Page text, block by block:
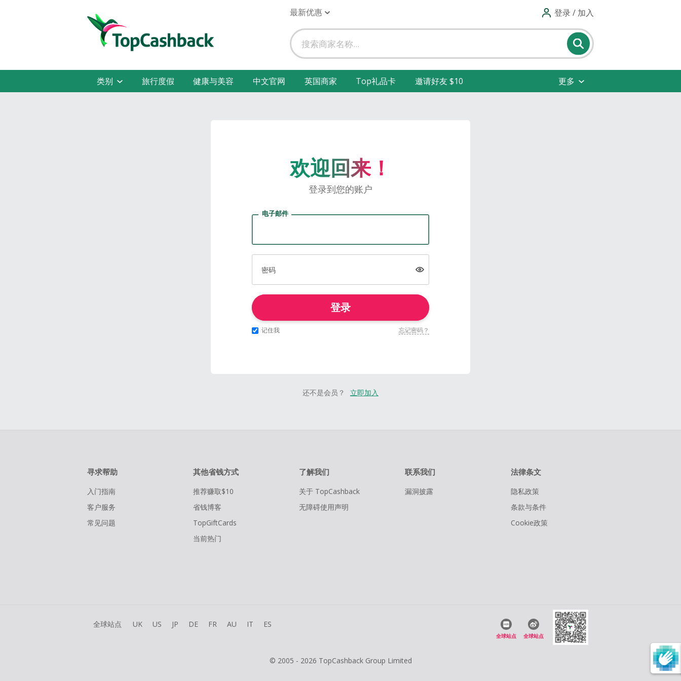
最新优惠 登录 / 加入
类别 旅行度假 健康与美容 中文官网 英国商家 Top礼品卡 邀请好友 $10 更多
欢迎回来！
登录到您的账户
电子邮件
密码
登录
记住我 忘记密码？
还不是会员？ 立即加入
寻求帮助
入门指南
客户服务
常见问题
其他省钱方式
推荐赚取$10
省钱博客
TopGiftCards
当前热门
了解我们
关于 TopCashback
无障碍使用声明
联系我们
漏洞披露
法律条文
隐私政策
条款与条件
Cookie政策
全球站点 UK US JP DE FR AU IT ES
全球站点 全球站点
© 2005 - 2026 TopCashback Group Limited